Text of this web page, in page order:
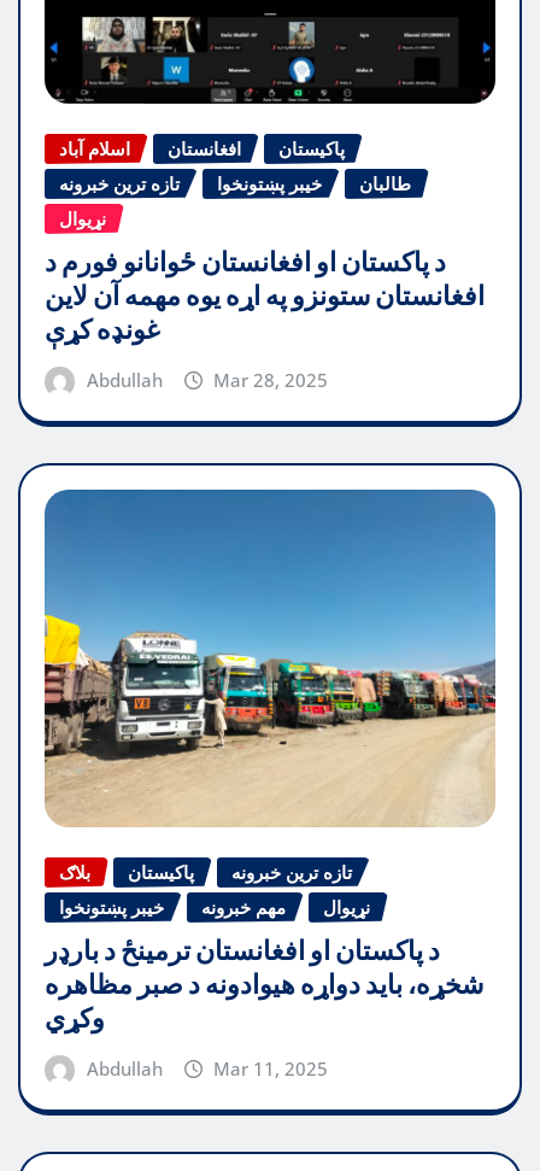
اسلام آباد افغانستان
پاکیستان
تازه ترین خبرونه
خیبر پښتونخوا
طالبان
نړیوال
د پاکستان او افغانستان ځوانانو فورم د
افغانستان ستونزو په اړه یوه مهمه آن لاین
غونډه کړې
Abdullah Mar 28, 2025
بلاګ پاکیستان
تازه ترین خبرونه
خیبر پښتونخوا
مهم خبرونه نړیوال
د پاکستان او افغانستان ترمینځ د بارډر
شخړه، باید دواړه هیوادونه د صبر مظاهره
وکړي
Abdullah Mar 11, 2025